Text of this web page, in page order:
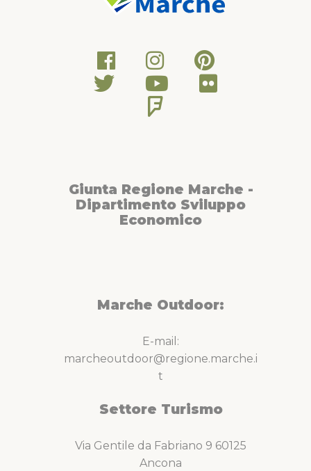
Giunta Regione Marche -
Dipartimento Sviluppo
Economico
Marche Outdoor:
E-mail:
marcheoutdoor@regione.marche.i
t
Settore Turismo
Via Gentile da Fabriano 9 60125
Ancona